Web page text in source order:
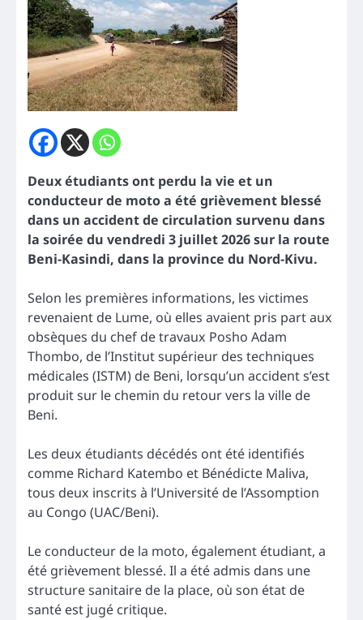
Deux étudiants ont perdu la vie et un
conducteur de moto a été grièvement blessé
dans un accident de circulation survenu dans
la soirée du vendredi 3 juillet 2026 sur la route
Beni-Kasindi, dans la province du Nord-Kivu.
Selon les premières informations, les victimes
revenaient de Lume, où elles avaient pris part aux
obsèques du chef de travaux Posho Adam
Thombo, de l’Institut supérieur des techniques
médicales (ISTM) de Beni, lorsqu’un accident s’est
produit sur le chemin du retour vers la ville de
Beni.
Les deux étudiants décédés ont été identifiés
comme Richard Katembo et Bénédicte Maliva,
tous deux inscrits à l’Université de l’Assomption
au Congo (UAC/Beni).
Le conducteur de la moto, également étudiant, a
été grièvement blessé. Il a été admis dans une
structure sanitaire de la place, où son état de
santé est jugé critique.